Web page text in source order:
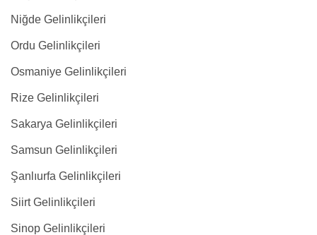
Niğde Gelinlikçileri
Ordu Gelinlikçileri
Osmaniye Gelinlikçileri
Rize Gelinlikçileri
Sakarya Gelinlikçileri
Samsun Gelinlikçileri
Şanlıurfa Gelinlikçileri
Siirt Gelinlikçileri
Sinop Gelinlikçileri